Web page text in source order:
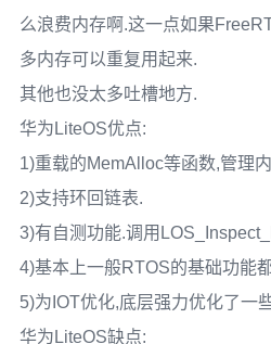
么浪费内存啊.这一点如果
多内存可以重复用起来.
其他也没太多吐槽地方.
华为LiteOS优点:
1)重载的MemAlloc等函数,管理
2)支持环回链表.
3)有自测功能.调用
4)基本上一般RTOS的基础功能
5)为IOT优化,底层强力优化了一
华为LiteOS缺点: